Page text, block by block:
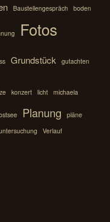
Baustellengespräch boden
Fotos
Grundstück gutachten
konzert licht michaela
Planung
pläne
Verlauf